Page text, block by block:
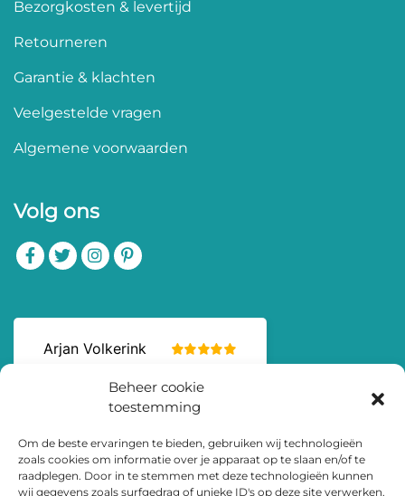
Beheer cookie
toestemming
Om de beste ervaringen te bieden, gebruiken wij technologieën
zoals cookies om informatie over je apparaat op te slaan en/of te
raadplegen. Door in te stemmen met deze technologieën kunnen
wij gegevens zoals surfgedrag of unieke ID's op deze site verwerken.
Bezorgkosten & levertijd
Retourneren
Garantie & klachten
Veelgestelde vragen
Algemene voorwaarden
Volg ons